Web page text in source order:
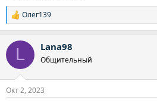
Р
е
к
и
Олег139
L Lana98
Общительный
Окт 2, 2023